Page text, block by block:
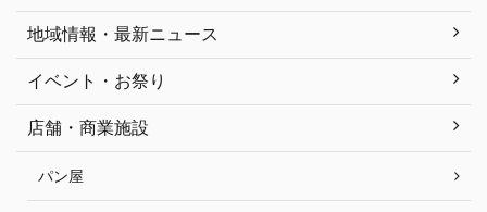
地域情報・最新ニュース
イベント・お祭り
店舗・商業施設
パン屋